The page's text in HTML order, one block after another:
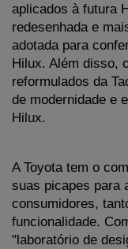
aplicados à futura
redesenhada e
adotada para
Hilux. Além disso,
reformulados da
de modernidade e
Hilux.
A Toyota tem o
suas picapes para
consumidores,
funcionalidade.
"laboratório de